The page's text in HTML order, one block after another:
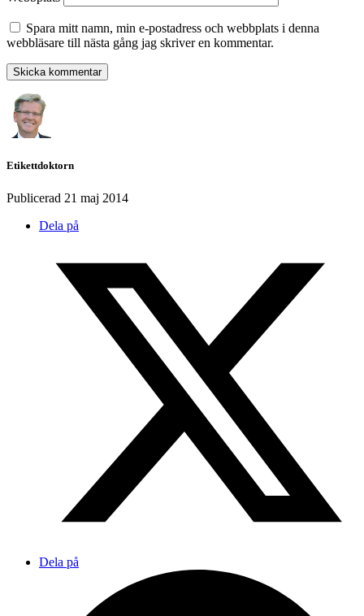
Spara mitt namn, min e-postadress och webbplats i denna
webbläsare till nästa gång jag skriver en kommentar.
Etikettdoktorn
Publicerad 21 maj 2014
Dela på
Dela på